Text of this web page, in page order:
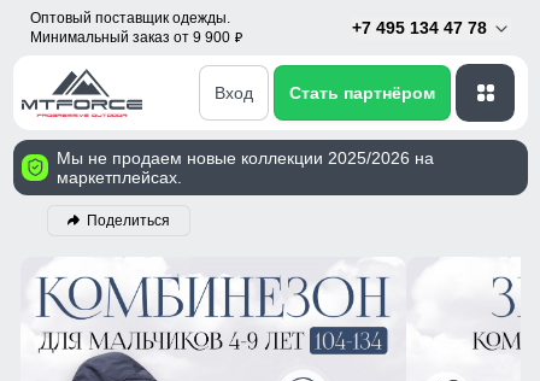
Оптовый поставщик одежды.
Минимальный заказ от 9 900 p
+7 495 134 47 78
Вход Стать партнёром
Мы не продаем новые коллекции 2025/2026 на
маркетплейсах.
Поделиться